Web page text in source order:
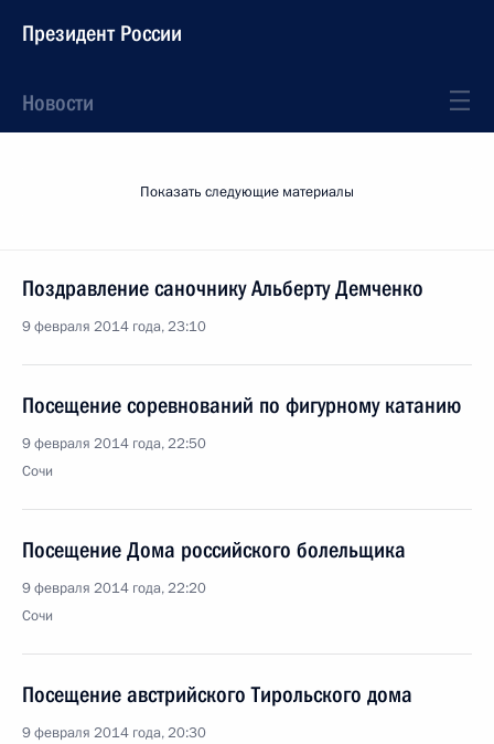
Президент России
Новости
Показать следующие материалы
Поздравление саночнику Альберту Демченко
9 февраля 2014 года, 23:10
Посещение соревнований по фигурному катанию
9 февраля 2014 года, 22:50
Сочи
Посещение Дома российского болельщика
9 февраля 2014 года, 22:20
Сочи
Посещение австрийского Тирольского дома
9 февраля 2014 года, 20:30